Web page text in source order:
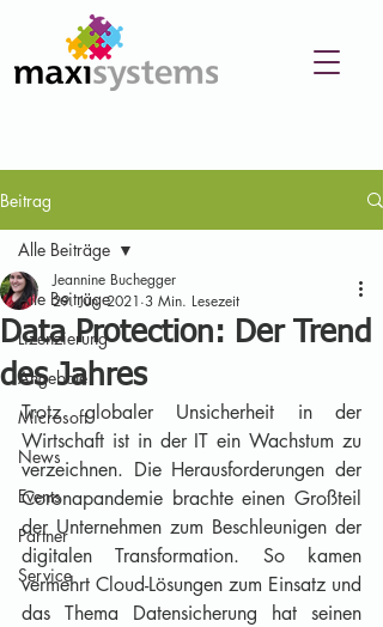
Beitrag
Alle Beiträge
Lizenzierung
Angebote
Microsoft
News
Events
Partner
Service
Alle Beiträge
Data Protection: Der Trend
des Jahres
Jeannine Buchegger
29. Juni 2021 3 Min. Lesezeit
Trotz globaler Unsicherheit in der
Wirtschaft ist in der IT ein Wachstum zu
verzeichnen. Die Herausforderungen der
Coronapandemie brachte einen Großteil
der Unternehmen zum Beschleunigen der
digitalen Transformation. So kamen
vermehrt Cloud-Lösungen zum Einsatz und
das Thema Datensicherung hat seinen